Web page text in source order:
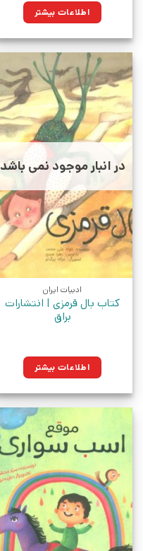
اطلاعات بیشتر
در انبار موجود نمی باشد
ادبیات ایران
کتاب بال قرمزی | انتشارات
براق
اطلاعات بیشتر